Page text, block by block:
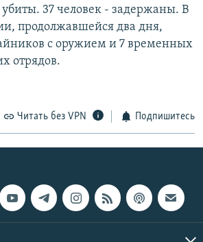
37 человек - задержаны. В
продолжавшейся два дня,
с оружием и 7 временных
отрядов.
Читать без VPN Подпишитесь